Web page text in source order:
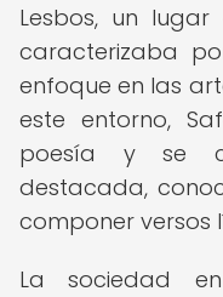
Lesbos, un
caracterizaba
enfoque en las
este entorno,
poesía y se
destacada,
componer versos
La sociedad